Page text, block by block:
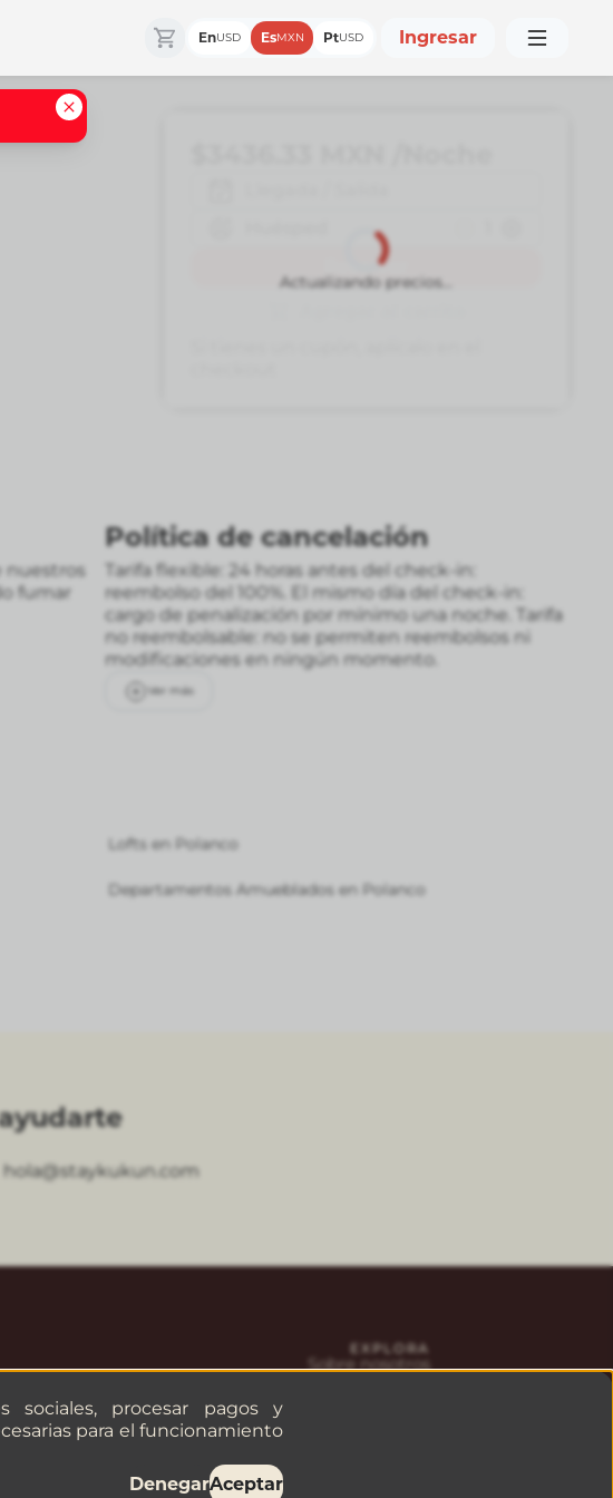
EnUSD EsMXN PtUSD Ingresar
Actualizando precios...
Reservar
nuestros
fumar
Política de cancelación
Tarifa flexible: 24 horas antes del check-in:
reembolso del 100%. El mismo día del check-in:
cargo de penalización por mínimo una noche.
Tarifa
no reembolsable: no se permiten reembolsos ni
modificaciones en ningún momento.
Ver más
Lofts en Polanco
Departamentos Amueblados en Polanco
hola@staykukun.com
EXPLORA
Sobre nosotros
sociales, procesar pagos y
para el funcionamiento
DenegarAceptar